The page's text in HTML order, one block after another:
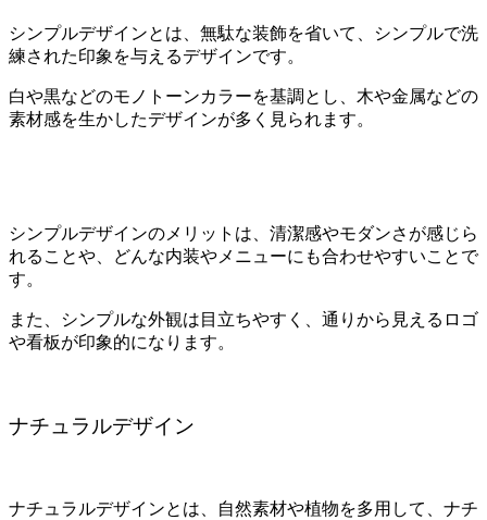
シンプルデザインとは、無駄な装飾を省いて、シンプルで洗
練された印象を与えるデザインです。
白や黒などのモノトーンカラーを基調とし、木や金属などの
素材感を生かしたデザインが多く見られます。
シンプルデザインのメリットは、清潔感やモダンさが感じら
れることや、どんな内装やメニューにも合わせやすいことで
す。
また、シンプルな外観は目立ちやすく、通りから見えるロゴ
や看板が印象的になります。
ナチュラルデザイン
ナチュラルデザインとは、自然素材や植物を多用して、ナチ